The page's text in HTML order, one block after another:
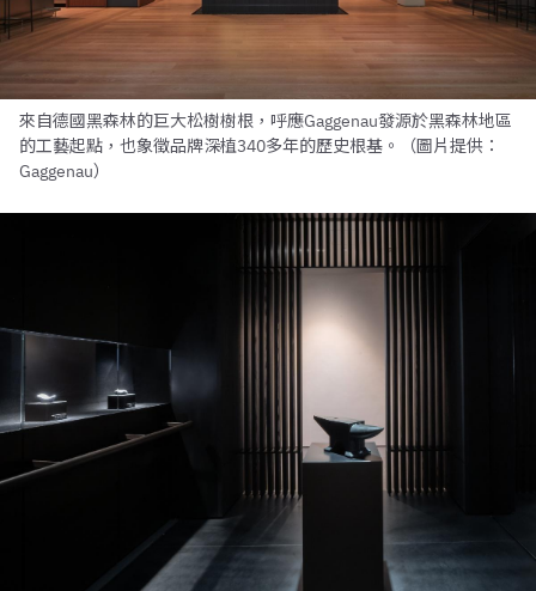
來自德國黑森林的巨大松樹樹根，呼應Gaggenau發源於黑森林地區
的工藝起點，也象徵品牌深植340多年的歷史根基。（圖片提供：
Gaggenau）